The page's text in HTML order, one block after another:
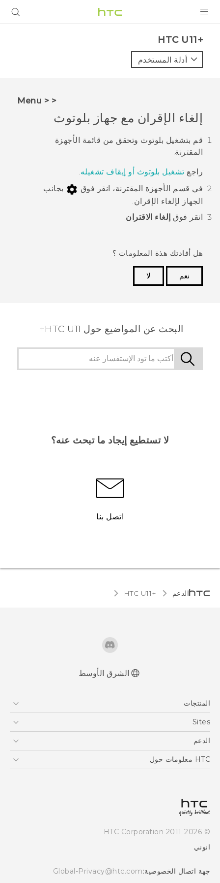
VIVE
VIVERSE
البرامج + التطبيقات
الدعم
أجهزة HTC والملحقات
HTC U11+‎
أدلة المستخدم
< < Menu
إلغاء الإقران مع جهاز بلوتوث
قم بتشغيل بلوتوث وتحقق من قائمة الأجهزة
المقترنة.
راجع تشغيل بلوتوث أو إيقاف تشغيله.
في قسم الأجهزة المقترنة، انقر فوق
بجانب
الجهاز لإلغاء الإقران.
انقر فوق إلغاء الاقتران
هل أفادتك هذة المعلومات ؟
نعم
لا
البحث عن المواضيع حول HTC U11+
لا تستطيع إيجاد ما تبحث عنه؟
اتصل بنا
الدعم HTC U11+‎
English - Safety and regulatory guide
الشرق الأوسط
المنتجات
5G
EXODUS
Sites
HTC Dev
الدعم
الدعم
HTC معلومات حول
سياسة الخصوصية
Careers
Security and Privacy Whitepaper
© 2011-2026 HTC Corporation
انوني
جهة اتصال الخصوصية:Global-Privacy@htc.com